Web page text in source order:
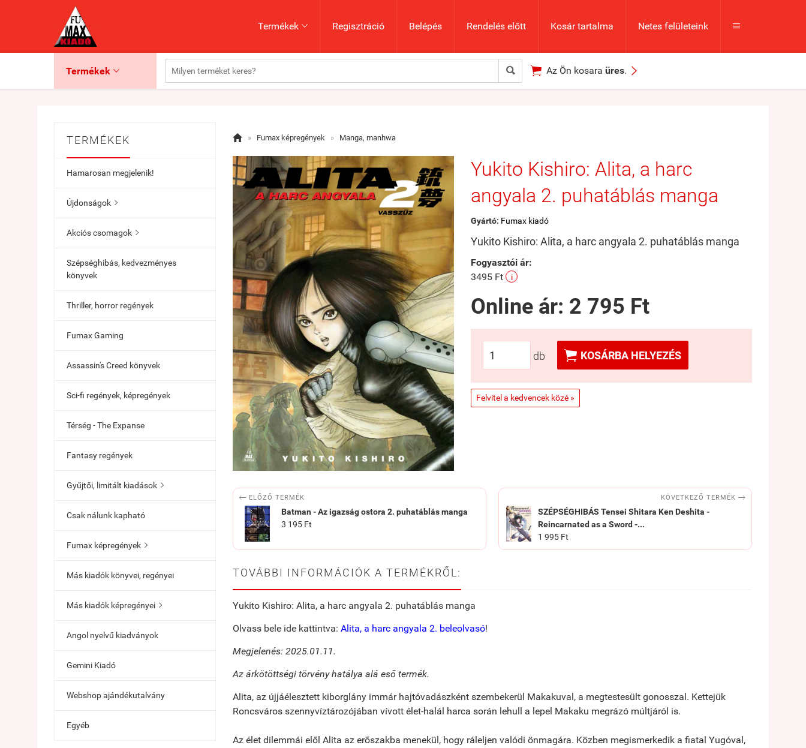
Termékek  Regisztráció Belépés Rendelés előtt Kosár tartalma Netes felületeink 
Termékek    Az Ön kosara üres. 
TERMÉKEK
Hamarosan megjelenik!
Újdonságok 
Akciós csomagok 
Szépséghibás, kedvezményes
könyvek
Thriller, horror regények
Fumax Gaming
Assassin's Creed könyvek
Sci-fi regények, képregények
Térség - The Expanse
Fantasy regények
Gyűjtői, limitált kiadások 
Csak nálunk kapható
Fumax képregények 
Más kiadók könyvei, regényei
Más kiadók képregényei 
Angol nyelvű kiadványok
Gemini Kiadó
Webshop ajándékutalvány
Egyéb
 » Fumax képregények » Manga, manhwa
Yukito Kishiro: Alita, a harc
angyala 2. puhatáblás manga
Gyártó: Fumax kiadó
Yukito Kishiro: Alita, a harc angyala 2. puhatáblás manga
Fogyasztói ár:
3495 Ft
i
Online ár: 2 795 Ft
db  KOSÁRBA HELYEZÉS
Felvitel a kedvencek közé »
 ELŐZŐ TERMÉK
Batman - Az igazság ostora 2. puhatáblás manga
3 195 Ft
KÖVETKEZŐ TERMÉK 
SZÉPSÉGHIBÁS Tensei Shitara Ken Deshita -
Reincarnated as a Sword -...
1 995 Ft
TOVÁBBI INFORMÁCIÓK A TERMÉKRŐL:
Yukito Kishiro: Alita, a harc angyala 2. puhatáblás manga
Olvass bele ide kattintva: Alita, a harc angyala 2. beleolvasó!
Megjelenés: 2025.01.11.
Az árkötöttségi törvény hatálya alá eső termék.
Alita, az újjáélesztett kiborglány immár hajtóvadászként szembekerül Makakuval, a megtestesült gonosszal. Kettejük
Roncsváros szennyvíztározójában vívott élet-halál harca során lehull a lepel Makaku megrázó múltjáról is.
Az élet dilemmái elől Alita az erőszakba menekül, hogy ráleljen valódi önmagára. Közben megismerkedik a fiatal Yugóval,